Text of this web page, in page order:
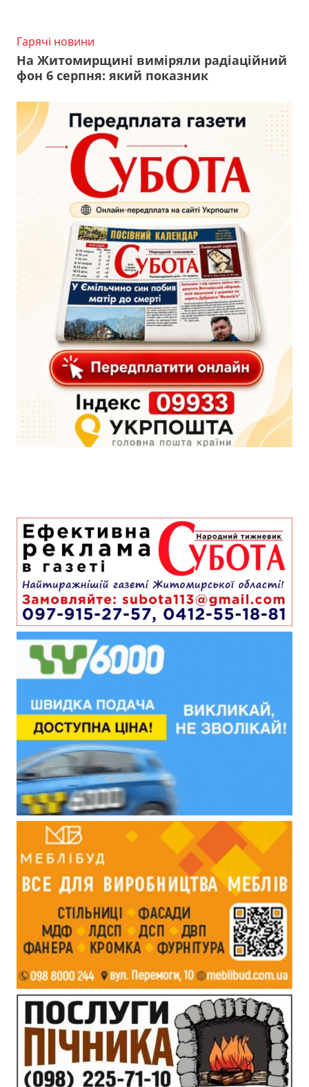
Гарячі новини
На Житомирщині виміряли радіаційний
фон 6 серпня: який показник